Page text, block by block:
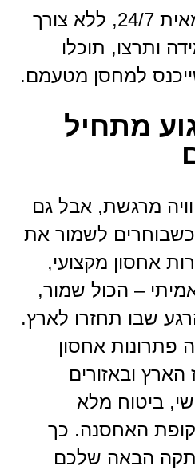
זמינים לכניסה עצמאית 24/7, ללא צורך
ותרצו, תוכלו
למחסן מטעמם.
מתחיל
מרגשת, אבל גם
כשבוחרים לשמור את
אחסון מקצועי,
– הכול שמור,
שבו תחזרו לארץ.
פתרונות אחסון
ובאזורים
ביטוח מלא
האחסנה. כך
הבאה שלכם